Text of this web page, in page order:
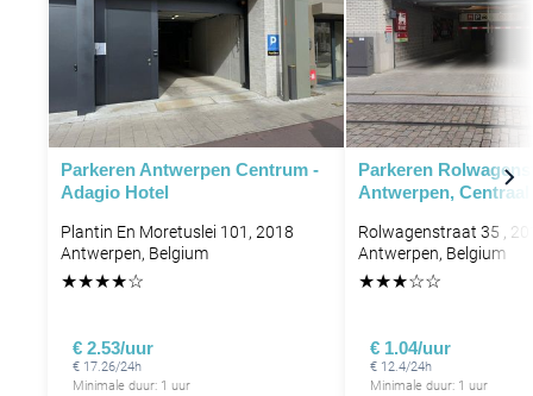
Parkeren Antwerpen Centrum -
Adagio Hotel
Plantin En Moretuslei 101, 2018
Antwerpen, Belgium
★★★★☆
€ 2.53/uur
€ 17.26/24h
Minimale duur: 1 uur
Parkeren
Antwerpen,
Rolwagenstraat 35 ,
Antwerpen, Belgium
★★★☆☆
€ 1.04/uur
€ 12.4/24h
Minimale duur: 1 uur